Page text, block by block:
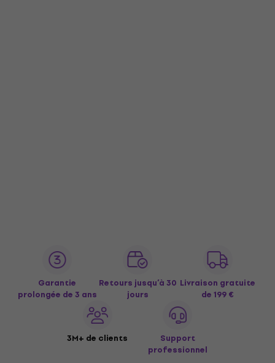
Garantie
prolongée de 3 ans
Retours jusqu’à 30
jours
Livraison gratuite
de 199 €
3M+ de clients
Support
professionnel